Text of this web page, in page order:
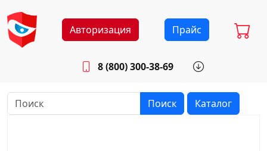
Авторизация Прайс
8 (800) 300-38-69
Будни: 8.30 - 17.00
Поиск Каталог